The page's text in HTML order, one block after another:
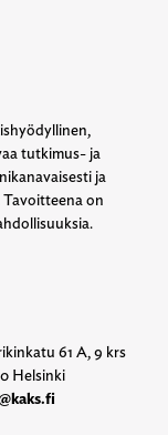
tutkimus- ja
ja
on
61 A, 9 krs
Helsinki